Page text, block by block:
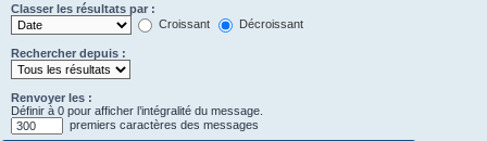
Classer les résultats par :
Croissant
Décroissant
Rechercher depuis :
Renvoyer les :
Définir à 0 pour afficher l’intégralité du message.
premiers caractères des messages